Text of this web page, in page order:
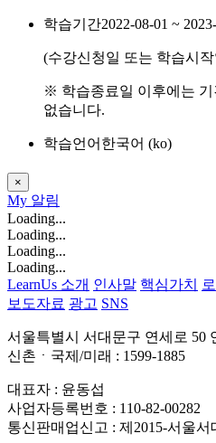
학습기간2022-08-01 ~
(수강신청일 또는 학습시
※ 학습종료일 이후에는
없습니다.
학습언어 한국어 ‎(ko)‎
×
My 알림
Loading...
Loading...
Loading...
Loading...
LearnUs 소개 인사말 핵심가치
보도자료 광고 SNS
서울특별시 서대문구 연세로 50
신촌ㆍ국제/미래 : 1599-1885
대표자 : 윤동섭
사업자등록번호 : 110-82-00282
통신판매업신고 : 제2015-서울서